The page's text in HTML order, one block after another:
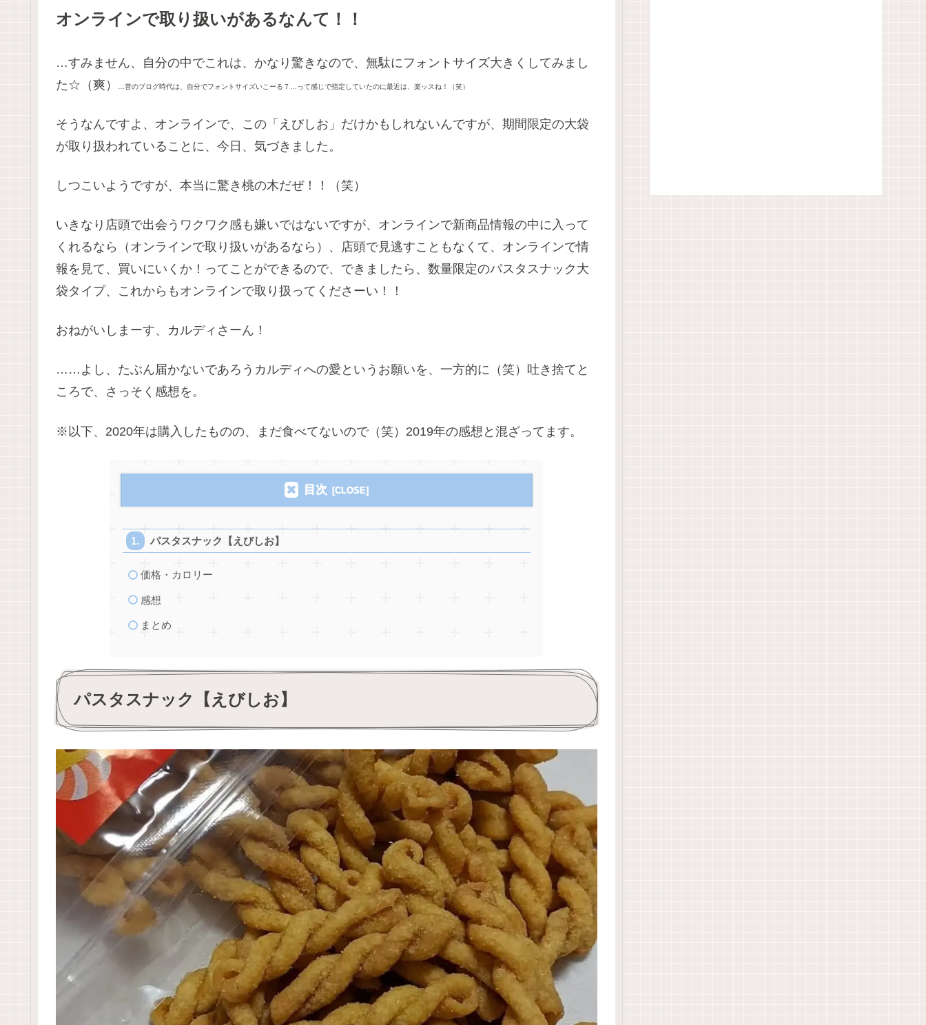
オンラインで取り扱いがあるなんて！！
…すみません、自分の中でこれは、かなり驚きなので、無駄にフォントサイズ大きくしてみまし
た☆（爽）
…昔のブログ時代は、自分でフォントサイズいこーる７…って感じで指定していたのに最近は、楽ッスね！（笑）
そうなんですよ、オンラインで、この「えびしお」だけかもしれないんですが、期間限定の大袋
が取り扱われていることに、今日、気づきました。
しつこいようですが、本当に驚き桃の木だぜ！！（笑）
いきなり店頭で出会うワクワク感も嫌いではないですが、オンラインで新商品情報の中に入って
くれるなら（オンラインで取り扱いがあるなら）、店頭で見逃すこともなくて、オンラインで情
報を見て、買いにいくか！ってことができるので、できましたら、数量限定のパスタスナック大
袋タイプ、これからもオンラインで取り扱ってくださーい！！
おねがいしまーす、カルディさーん！
……よし、たぶん届かないであろうカルディへの愛というお願いを、一方的に（笑）吐き捨てと
ころで、さっそく感想を。
※以下、2020年は購入したものの、まだ食べてないので（笑）2019年の感想と混ざってます。
目次
パスタスナック【えびしお】
価格・カロリー
感想
まとめ
パスタスナック【えびしお】